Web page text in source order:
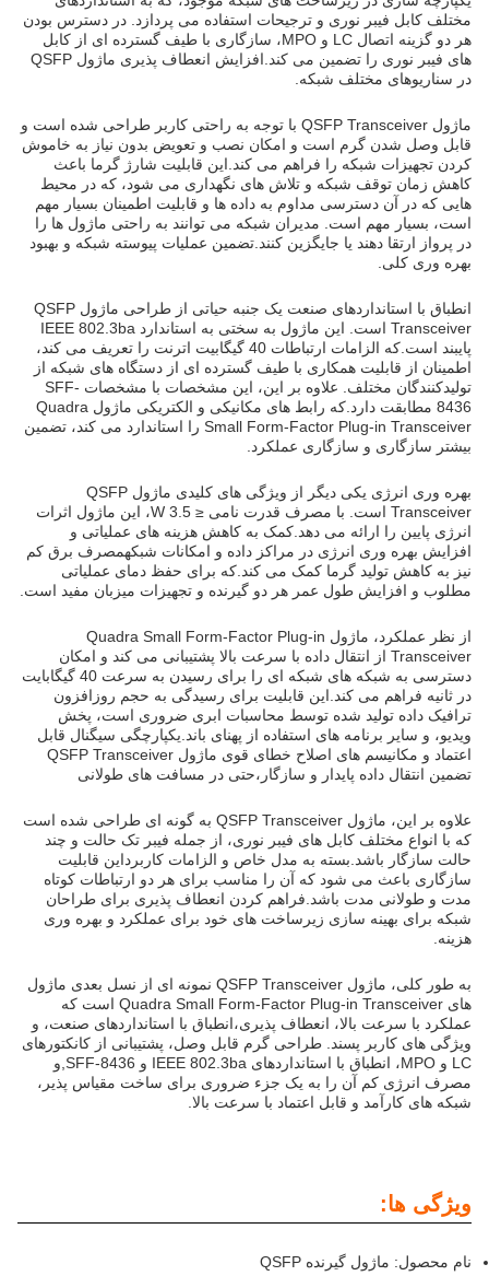
مختلف کابل فیبر نوری و ترجیحات استفاده می پردازد. در دسترس بودن
هر دو گزینه اتصال LC و MPO، سازگاری با طیف گسترده ای از کابل
های فیبر نوری را تضمین می کند.افزایش انعطاف پذیری ماژول QSFP
در سناریوهای مختلف شبکه.
ماژول QSFP Transceiver با توجه به راحتی کاربر طراحی شده است و
قابل وصل شدن گرم است و امکان نصب و تعویض بدون نیاز به خاموش
کردن تجهیزات شبکه را فراهم می کند.این قابلیت شارژ گرما باعث
کاهش زمان توقف شبکه و تلاش های نگهداری می شود، که در محیط
هایی که در آن دسترسی مداوم به داده ها و قابلیت اطمینان بسیار مهم
است، بسیار مهم است. مدیران شبکه می توانند به راحتی ماژول ها را
در پرواز ارتقا دهند یا جایگزین کنند.تضمین عملیات پیوسته شبکه و بهبود
بهره وری کلی.
انطباق با استانداردهای صنعت یک جنبه حیاتی از طراحی ماژول QSFP
Transceiver است. این ماژول به سختی به استاندارد IEEE 802.3ba
پایبند است.که الزامات ارتباطات 40 گیگابیت اترنت را تعریف می کند،
اطمینان از قابلیت همکاری با طیف گسترده ای از دستگاه های شبکه از
تولیدکنندگان مختلف. علاوه بر این، این مشخصات با مشخصات SFF-
8436 مطابقت دارد.که رابط های مکانیکی و الکتریکی ماژول Quadra
Small Form-Factor Plug-in Transceiver را استاندارد می کند، تضمین
بیشتر سازگاری و سازگاری عملکرد.
بهره وری انرژی یکی دیگر از ویژگی های کلیدی ماژول QSFP
Transceiver است. با مصرف قدرت نامی ≤ 3.5 W، این ماژول اثرات
انرژی پایین را ارائه می دهد.کمک به کاهش هزینه های عملیاتی و
افزایش بهره وری انرژی در مراکز داده و امکانات شبکهمصرف برق کم
نیز به کاهش تولید گرما کمک می کند.که برای حفظ دمای عملیاتی
مطلوب و افزایش طول عمر هر دو گیرنده و تجهیزات میزبان مفید است.
از نظر عملکرد، ماژول Quadra Small Form-Factor Plug-in
Transceiver از انتقال داده با سرعت بالا پشتیبانی می کند و امکان
دسترسی به شبکه های شبکه ای را برای رسیدن به سرعت 40 گیگابایت
در ثانیه فراهم می کند.این قابلیت برای رسیدگی به حجم روزافزون
ترافیک داده تولید شده توسط محاسبات ابری ضروری است، پخش
ویدیو، و سایر برنامه های استفاده از پهنای باند.یکپارچگی سیگنال قابل
اعتماد و مکانیسم های اصلاح خطای قوی ماژول QSFP Transceiver
تضمین انتقال داده پایدار و سازگار،حتی در مسافت های طولانی
علاوه بر این، ماژول QSFP Transceiver به گونه ای طراحی شده است
که با انواع مختلف کابل های فیبر نوری، از جمله فیبر تک حالت و چند
حالت سازگار باشد.بسته به مدل خاص و الزامات کاربرداین قابلیت
سازگاری باعث می شود که آن را مناسب برای هر دو ارتباطات کوتاه
مدت و طولانی مدت باشد.فراهم کردن انعطاف پذیری برای طراحان
شبکه برای بهینه سازی زیرساخت های خود برای عملکرد و بهره وری
هزینه.
به طور کلی، ماژول QSFP Transceiver نمونه ای از نسل بعدی ماژول
های Quadra Small Form-Factor Plug-in Transceiver است که
عملکرد با سرعت بالا، انعطاف پذیری،انطباق با استانداردهای صنعت، و
ویژگی های کاربر پسند. طراحی گرم قابل وصل، پشتیبانی از کانکتورهای
LC و MPO، انطباق با استانداردهای IEEE 802.3ba و SFF-8436,و
مصرف انرژی کم آن را به یک جزء ضروری برای ساخت مقیاس پذیر،
شبکه های کارآمد و قابل اعتماد با سرعت بالا.
ویژگی ها:
نام محصول: ماژول گیرنده QSFP